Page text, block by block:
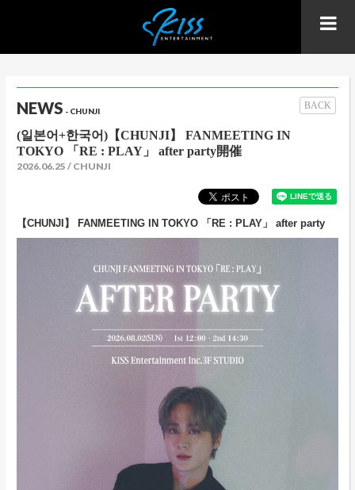
NEWS - CHUNJI BACK
(일본어+한국어)【CHUNJI】 FANMEETING IN
TOKYO 「RE : PLAY」 after party開催
2026.06.25 CHUNJI
【CHUNJI】 FANMEETING IN TOKYO 「RE : PLAY」 after party